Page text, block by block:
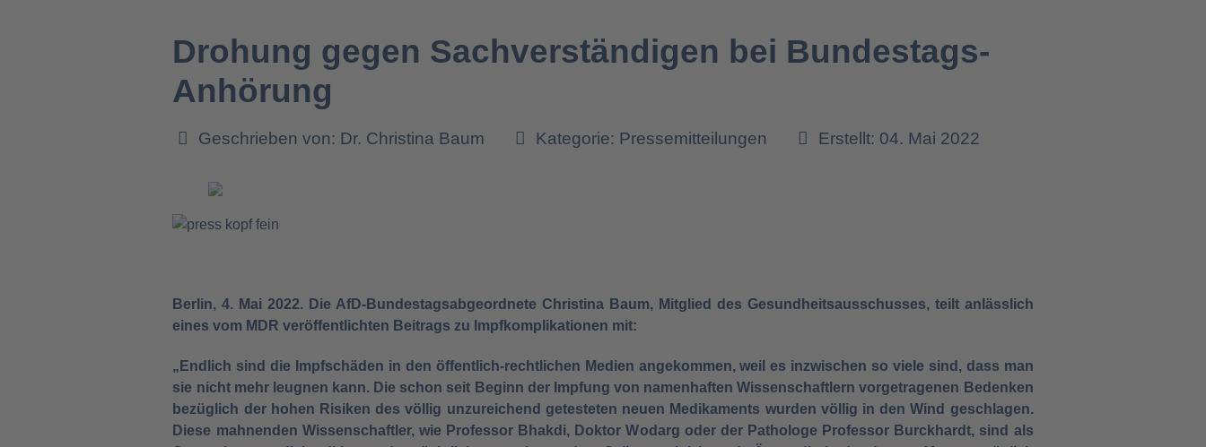
Drohung gegen Sachverständigen bei Bundestags-
Anhörung
Geschrieben von: Dr. Christina Baum Kategorie: Pressemitteilungen Erstellt: 04. Mai 2022
Berlin, 4. Mai 2022. Die AfD-Bundestagsabgeordnete Christina Baum, Mitglied des Gesundheitsausschusses, teilt anlässlich
eines vom MDR veröffentlichten Beitrags zu Impfkomplikationen mit:
„Endlich sind die Impfschäden in den öffentlich-rechtlichen Medien angekommen, weil es inzwischen so viele sind, dass man
sie nicht mehr leugnen kann. Die schon seit Beginn der Impfung von namenhaften Wissenschaftlern vorgetragenen Bedenken
bezüglich der hohen Risiken des völlig unzureichend getesteten neuen Medikaments wurden völlig in den Wind geschlagen.
Diese mahnenden Wissenschaftler, wie Professor Bhakdi, Doktor Wodarg oder der Pathologe Professor Burckhardt, sind als